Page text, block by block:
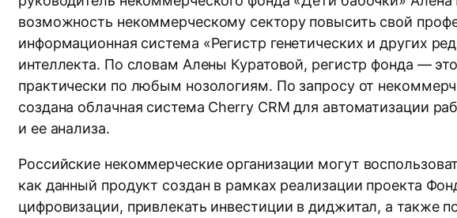
возможность некоммерческому сектору повысить свой
информационная система «Регистр генетических и других
интеллекта. По словам Алены Куратовой, регистр фонда —
практически по любым нозологиям. По запросу от
создана облачная система Cherry CRM для автоматизации
и ее анализа.
Российские некоммерческие организации могут
как данный продукт создан в рамках реализации проекта
цифровизации, привлекать инвестиции в диджитал, а также